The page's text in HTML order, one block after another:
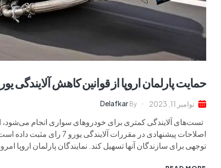
حمایت پارلمان اروپا از قوانین کاهش آلایندگی
نوامبر 11, 2023 By
Delafkar
تست‌های آلایندگی کمتری برای خودروهای سواری انجام می‌شود،
اصلاحات پیشنهادی در
توجهی برای سازندگان آنها تسهیل کند. نمایندگان پارلمان اروپا